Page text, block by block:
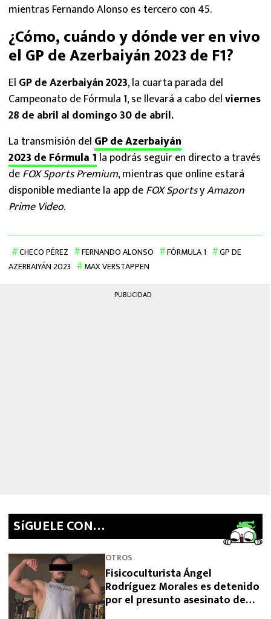
mientras Fernando Alonso es tercero con 45.
¿Cómo, cuándo y dónde ver en vivo
el GP de Azerbaiyán 2023 de F1?
El GP de Azerbaiyán2023, la cuarta parada del
Campeonato de Fórmula 1, se llevará a cabo delviernes
28 de abril al domingo 30 de abril.
La transmisión del GP de Azerbaiyán
2023 de Fórmula 1 la podrás seguir en directo a través
deFOX Sports Premium, mientras que online estará
disponible mediante la app deFOX SportsyAmazon
Prime Video.
CHECO PÉREZ FERNANDO ALONSO FÓRMULA 1
GP DE
AZERBAIYÁN 2023
MAX VERSTAPPEN
PUBLICIDAD
SíGUELE CON…
OTROS
Fisicoculturista Ángel
Rodríguez Morales es detenido
por el presunto asesinato de